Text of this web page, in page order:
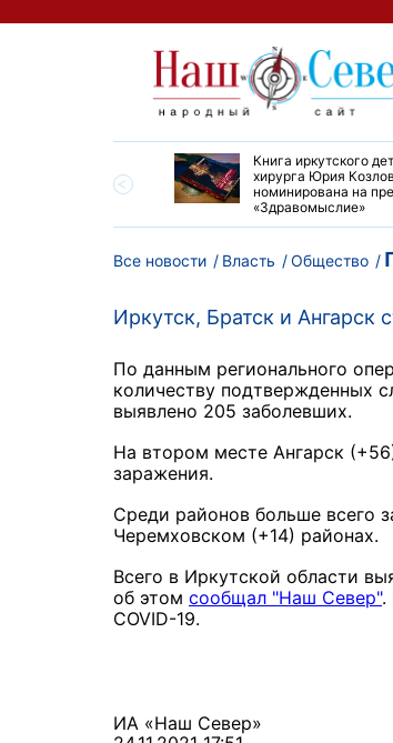
большой эстафеты
Книга иркутского
хирурга Юрия
номинирована на
«Здравомыслие»
Все новости Власть Общество
Иркутск, Братск и Ангарск
По данным регионального
количеству подтвержденных
выявлено 205 заболевших.
На втором месте Ангарск
заражения.
Среди районов больше всего
Черемховском (+14) районах.
Всего в Иркутской области
об этом сообщал "Наш Север".
COVID-19.
ИА «Наш Север»